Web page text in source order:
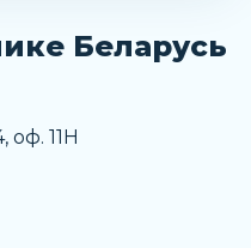
давление
Беларусь
11H